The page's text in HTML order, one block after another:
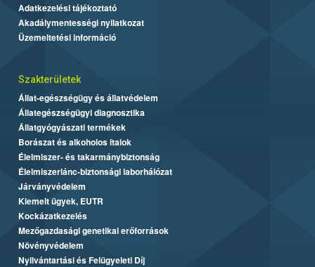
Adatkezelési tájékoztató
Akadálymentességi nyilatkozat
Üzemeltetési információ
Szakterületek
Állat-egészségügy és állatvédelem
Állategészségügyi diagnosztika
Állatgyógyászati termékek
Borászat és alkoholos italok
Élelmiszer- és takarmánybiztonság
Élelmiszerlánc-biztonsági laborhálózat
Járványvédelem
Kiemelt ügyek, EUTR
Kockázatkezelés
Mezőgazdasági genetikai erőforrások
Növényvédelem
Nyilvántartási és Felügyeleti Díj